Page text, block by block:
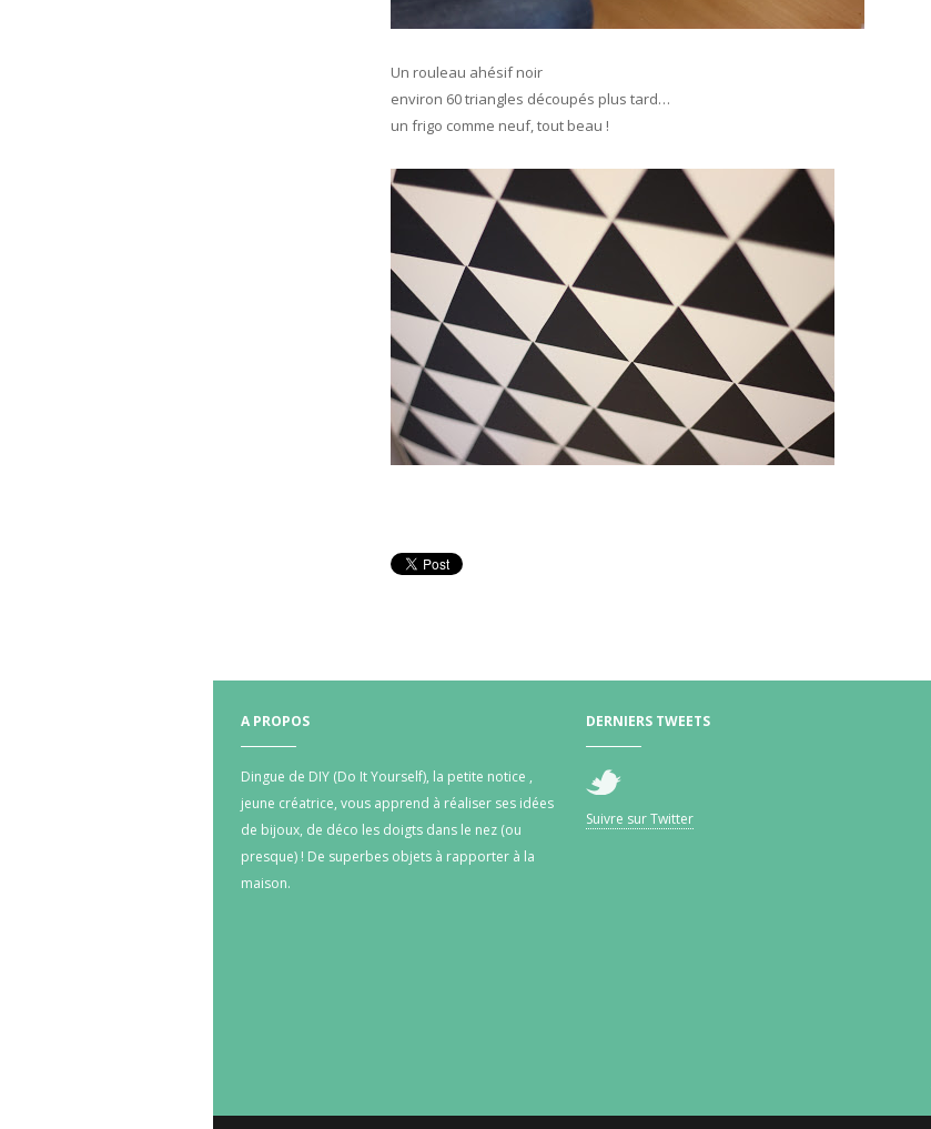
Un rouleau ahésif noir
environ 60 triangles découpés plus tard…
un frigo comme neuf, tout beau !
A PROPOS
Dingue de DIY (Do It Yourself), la petite notice ,
jeune créatrice, vous apprend à réaliser ses idées
de bijoux, de déco les doigts dans le nez (ou
presque) ! De superbes objets à rapporter à la
maison.
DERNIERS TWEETS
Suivre sur Twitter